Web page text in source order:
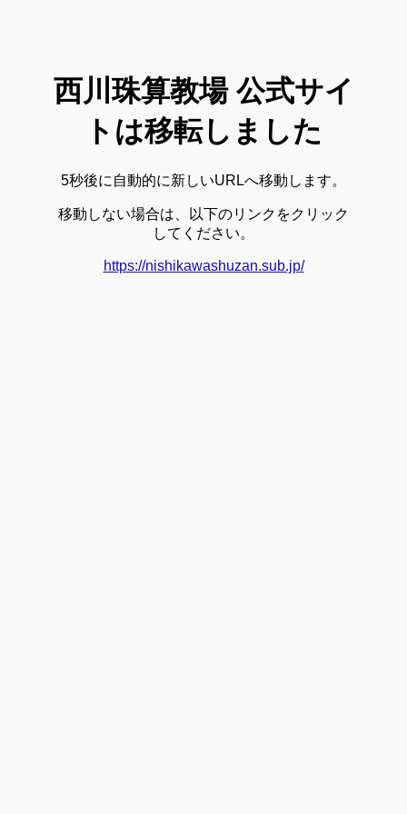
西川珠算教場 公式サイ
トは移転しました
5秒後に自動的に新しいURLへ移動します。
移動しない場合は、以下のリンクをクリック
してください。
https://nishikawashuzan.sub.jp/